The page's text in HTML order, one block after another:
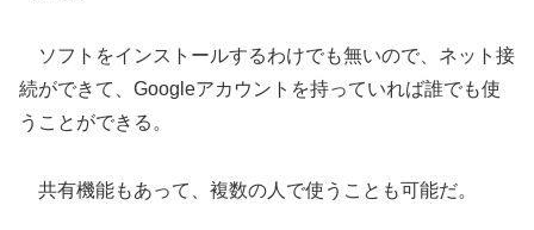
ソフトをインストールするわけでも無いので、ネット接
続ができて、Googleアカウントを持っていれば誰でも使
うことができる。
共有機能もあって、複数の人で使うことも可能だ。